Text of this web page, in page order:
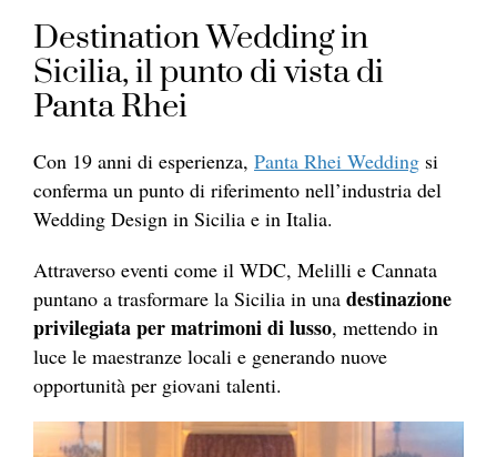
Destination Wedding in
Sicilia, il punto di vista di
Panta Rhei
Con 19 anni di esperienza, Panta Rhei Wedding si
conferma un punto di riferimento nell’industria del
Wedding Design in Sicilia e in Italia.
Attraverso eventi come il WDC, Melilli e Cannata
puntano a trasformare la Sicilia in una destinazione
privilegiata per matrimoni di lusso, mettendo in
luce le maestranze locali e generando nuove
opportunità per giovani talenti.